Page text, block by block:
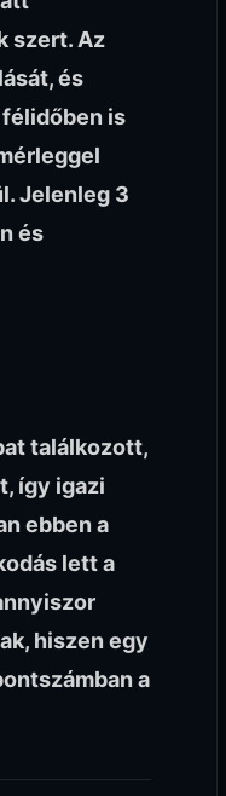
szert. Az
és
is
Jelenleg 3
és
találkozott,
így igazi
ebben a
lett a
hiszen egy
a